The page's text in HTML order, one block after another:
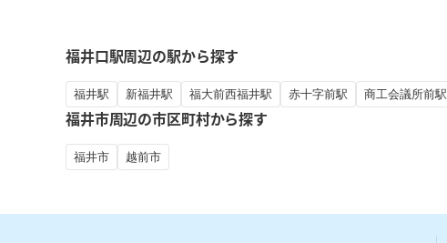
福井口駅周辺の駅から探す
福井駅 新福井駅 福大前西福井駅 赤十字前駅 商工会議所前駅
福井市周辺の市区町村から探す
福井市 越前市